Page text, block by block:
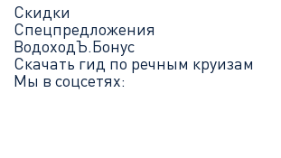
Скидки
Спецпредложения
ВодоходЪ.Бонус
Скачать гид по речным круизам
Мы в соцсетях: